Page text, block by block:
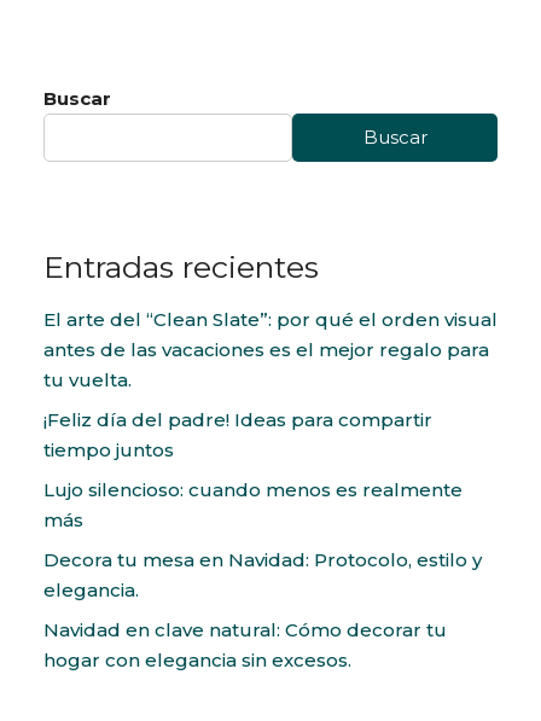
Buscar
Buscar
Entradas recientes
El arte del “Clean Slate”: por qué el orden visual
antes de las vacaciones es el mejor regalo para
tu vuelta.
¡Feliz día del padre! Ideas para compartir
tiempo juntos
Lujo silencioso: cuando menos es realmente
más
Decora tu mesa en Navidad: Protocolo, estilo y
elegancia.
Navidad en clave natural: Cómo decorar tu
hogar con elegancia sin excesos.